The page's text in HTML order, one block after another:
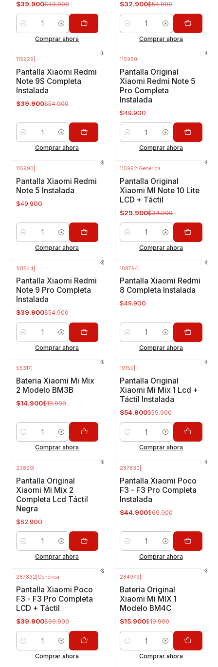
$39.900$49.900
Cantidad
Comprar ahora
$32.900$54.900
Cantidad
Comprar ahora
115929
Pantalla Xiaomi Redmi
Note 9S Completa
Instalada
$39.900$54.900
Cantidad
Comprar ahora
115950
Pantalla Original
Xiaomi Redmi Note 5
Pro Completa
Instalada
$49.900
Cantidad
Comprar ahora
115990
Pantalla Xiaomi Redmi
Note 5 Instalada
$49.900
Cantidad
Comprar ahora
115992 Genérica
Pantalla Original
Xiaomi MI Note 10 Lite
LCD + Táctil
$29.900$34.900
Cantidad
Comprar ahora
101544
Pantalla Xiaomi Redmi
Note 9 Pro Completa
Instalada
$39.900$54.900
Cantidad
Comprar ahora
108794
Pantalla Xiaomi Redmi
8 Completa Instalada
$49.900
Cantidad
Comprar ahora
55317
Bateria Xiaomi Mi Mix
2 Modelo BM3B
$14.900$19.900
Cantidad
Comprar ahora
19150
Pantalla Original
Xiaomi Mi Mix 1 Lcd +
Táctil Instalada
$54.900$59.900
Cantidad
Comprar ahora
23899
Pantalla Original
Xiaomi Mi Mix 2
Completa Lcd Táctil
Negra
$62.900
Cantidad
Comprar ahora
287830
Pantalla Xiaomi Poco
F3 - F3 Pro Completa
Instalada
$44.900$69.900
Cantidad
Comprar ahora
287832 Genérica
Pantalla Xiaomi Poco
F3 - F3 Pro Completa
LCD + Táctil
$39.900$69.900
Cantidad
Comprar ahora
284979
Bateria Original
Xiaomi Mi MIX 1
Modelo BM4C
$15.900$19.900
Cantidad
Comprar ahora